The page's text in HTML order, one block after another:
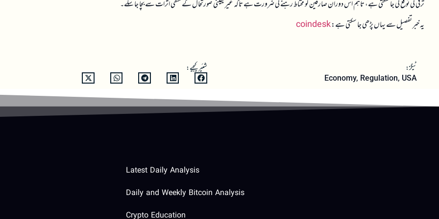
ترقی کی توقع کی جا سکتی ہے، تاہم اس دوران صارفین کو محتاط رہنے کی ضرورت ہے تاکہ غیر یقینی صورتحال کے منفی اثرات سے بچا جا سکے۔
یہ خبر تفصیل سے یہاں پڑھی جا سکتی ہے:coindesk
ٹیگز:
Economy, Regulation, USA
شئیر کیجیے:
Latest Daily Analysis
Daily and Weekly Bitcoin Analysis
Crypto Education